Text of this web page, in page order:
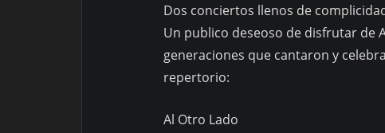
Dos conciertos llenos de
Un publico deseoso de disfrutar de
generaciones que cantaron y
repertorio:
Al Otro Lado